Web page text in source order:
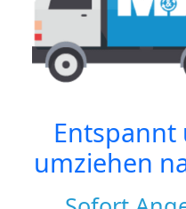
Entspannt
umziehen